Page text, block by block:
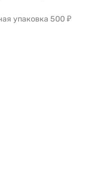
упаковка500₽